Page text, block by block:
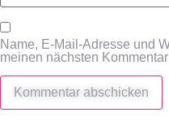
Name, E-Mail-Adresse und
meinen nächsten